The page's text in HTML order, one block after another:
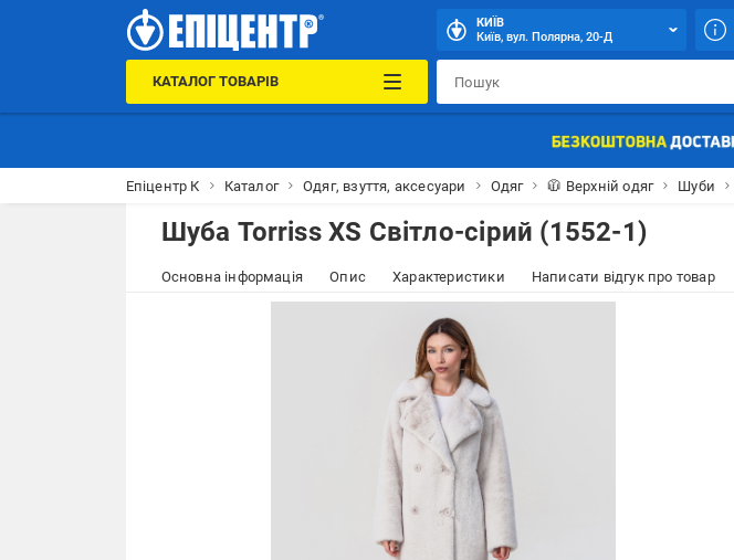
КИЇВ
Київ, вул. Полярна, 20-Д
КАТАЛОГ ТОВАРІВ
Епіцентр К Каталог Одяг, взуття, аксесуари Одяг 🧥 Верхній одяг Шуби
Шуба Torriss XS Світло-сірий (1552-1)
Основна інформація Опис Характеристики Написати відгук про товар